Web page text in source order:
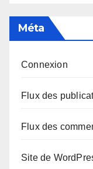
Méta
Connexion
Flux des
Flux des
Site de